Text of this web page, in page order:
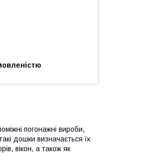
погонажні вироби,
дошки визначається їх
вікон, а також як